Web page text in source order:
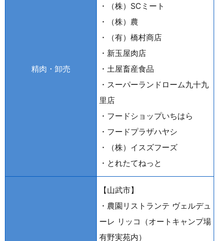
精肉・卸売
・（株）SCミート
・（株）農
・（有）橋村商店
・新玉屋肉店
・土屋畜産食品
・スーパーランドローム九十九
里店
・フードショップいちはら
・フードプラザハヤシ
・（株）イスズフーズ
・とれたてねっと
【山武市】
・農園リストランテ ヴェルデュ
ーレ リッコ
（オートキャンプ場
有野実苑内）